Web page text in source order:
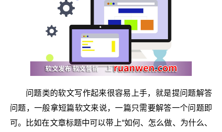
问题类的软文写作起来很容易上手，就是提问题解答
问题，一般拿短篇软文来说，一篇只需要解答一个问题即
可。比如在文章标题中可以带上“如何、怎么做、为什么、